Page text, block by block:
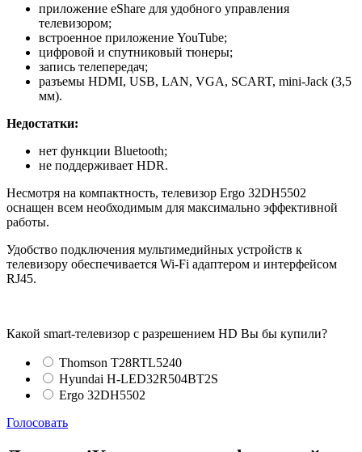
приложение eShare для удобного управления
телевизором;
встроенное приложение YouTube;
цифровой и спутниковый тюнеры;
запись телепередач;
разъемы HDMI, USB, LAN, VGA, SCART, mini-Jack (3,5
мм).
Недостатки:
нет функции Bluetooth;
не поддерживает HDR.
Несмотря на компактность, телевизор Ergo 32DH5502
оснащен всем необходимым для максимально эффективной
работы.
Удобство подключения мультимедийных устройств к
телевизору обеспечивается Wi-Fi адаптером и интерфейсом
RJ45.
Какой smart-телевизор с разрешением HD Вы бы купили?
Thomson T28RTL5240
Hyundai H-LED32R504BT2S
Ergo 32DH5502
Голосовать